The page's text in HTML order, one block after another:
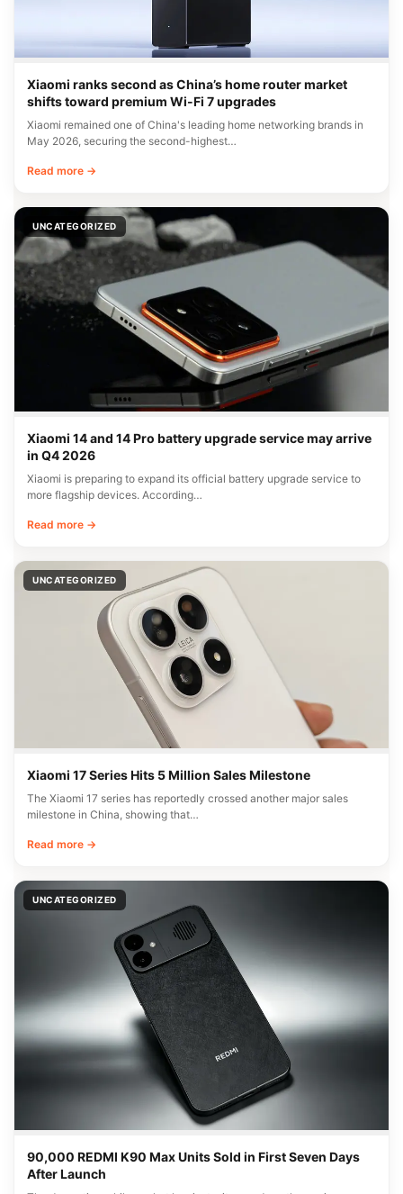
Xiaomi ranks second as China’s home router market
shifts toward premium Wi-Fi 7 upgrades
Xiaomi remained one of China's leading home networking brands in
May 2026, securing the second-highest…
Read more →
UNCATEGORIZED
Xiaomi 14 and 14 Pro battery upgrade service may arrive
in Q4 2026
Xiaomi is preparing to expand its official battery upgrade service to
more flagship devices. According…
Read more →
UNCATEGORIZED
Xiaomi 17 Series Hits 5 Million Sales Milestone
The Xiaomi 17 series has reportedly crossed another major sales
milestone in China, showing that…
Read more →
UNCATEGORIZED
90,000 REDMI K90 Max Units Sold in First Seven Days
After Launch